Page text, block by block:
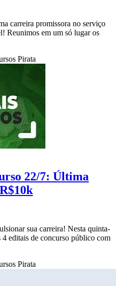
carreira promissora no serviço
Reunimos em um só lugar os
Pirata
22/7: Última
sua carreira! Nesta quinta-
editais de concurso público com
Pirata